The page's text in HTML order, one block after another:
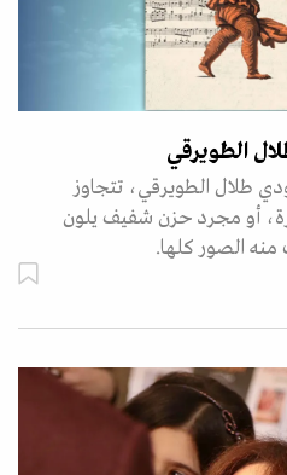
الطويرقي
طلال الطويرقي، تتجاوز
أو مجرد حزن شفيف يلون
منه الصور كلها.